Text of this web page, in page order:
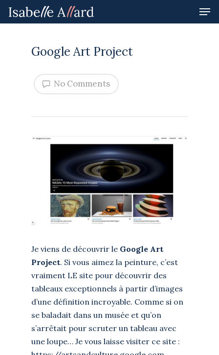
Google Art Project
No Comments
Je viens de découvrir le Google Art
Project. Si vous aimez la peinture, c’est
vraiment LE site pour découvrir des
tableaux exceptionnels à partir d’images
d’une définition incroyable. Comme si on
se baladait dans un musée et qu’on
s’arrêtait pour scruter un tableau avec
une loupe… Je vous laisse visiter ce site :